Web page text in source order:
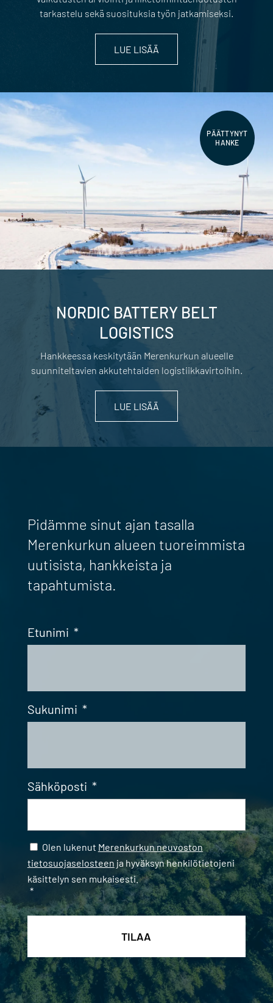
tarkastelu sekä suosituksia työn jatkamiseksi.
LUE LISÄÄ
PÄÄTTYNYT
HANKE
NORDIC BATTERY BELT
LOGISTICS
Hankkeessa keskitytään Merenkurkun alueelle
suunniteltavien akkutehtaiden logistiikkavirtoihin.
LUE LISÄÄ
Pidämme sinut ajan tasalla
Merenkurkun alueen tuoreimmista
uutisista, hankkeista ja
tapahtumista.
Etunimi *
Sukunimi *
Sähköposti *
Samtycke *
Olen lukenut Merenkurkun neuvoston
tietosuojaselosteen ja hyväksyn henkilötietojeni
käsittelyn sen mukaisesti.
*